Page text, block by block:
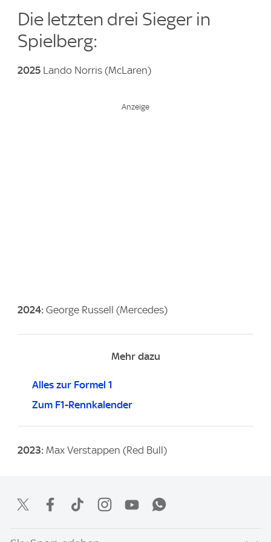
Die letzten drei Sieger in
Spielberg:
2025 Lando Norris (McLaren)
2024: George Russell (Mercedes)
Mehr dazu
Alles zur Formel 1
Zum F1-Rennkalender
2023: Max Verstappen (Red Bull)